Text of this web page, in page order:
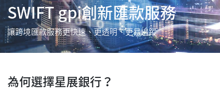
SWIFT gpi創新匯款服務
讓跨境匯款服務更快速、更透明、更易追蹤
為何選擇星展銀行？